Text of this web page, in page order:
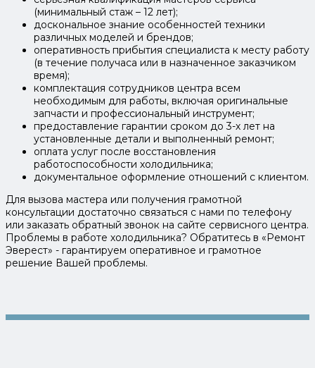
(минимальный стаж – 12 лет);
доскональное знание особенностей техники
различных моделей и брендов;
оперативность прибытия специалиста к месту работу
(в течение получаса или в назначенное заказчиком
время);
комплектация сотрудников центра всем
необходимым для работы, включая оригинальные
запчасти и профессиональный инструмент;
предоставление гарантии сроком до 3-х лет на
установленные детали и выполненный ремонт;
оплата услуг после восстановления
работоспособности холодильника;
документальное оформление отношений с клиентом.
Для вызова мастера или получения грамотной
консультации достаточно связаться с нами по телефону
или заказать обратный звонок на сайте сервисного центра.
Проблемы в работе холодильника? Обратитесь в «Ремонт
Эверест» - гарантируем оперативное и грамотное
решение Вашей проблемы.